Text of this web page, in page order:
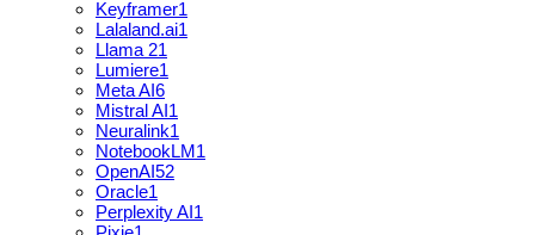
Keyframer1
Lalaland.ai1
Llama 21
Lumiere1
Meta AI6
Mistral AI1
Neuralink1
NotebookLM1
OpenAI52
Oracle1
Perplexity AI1